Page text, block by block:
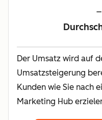
Der Umsatz wird auf
Umsatzsteigerung
Kunden wie Sie nach
Marketing Hub